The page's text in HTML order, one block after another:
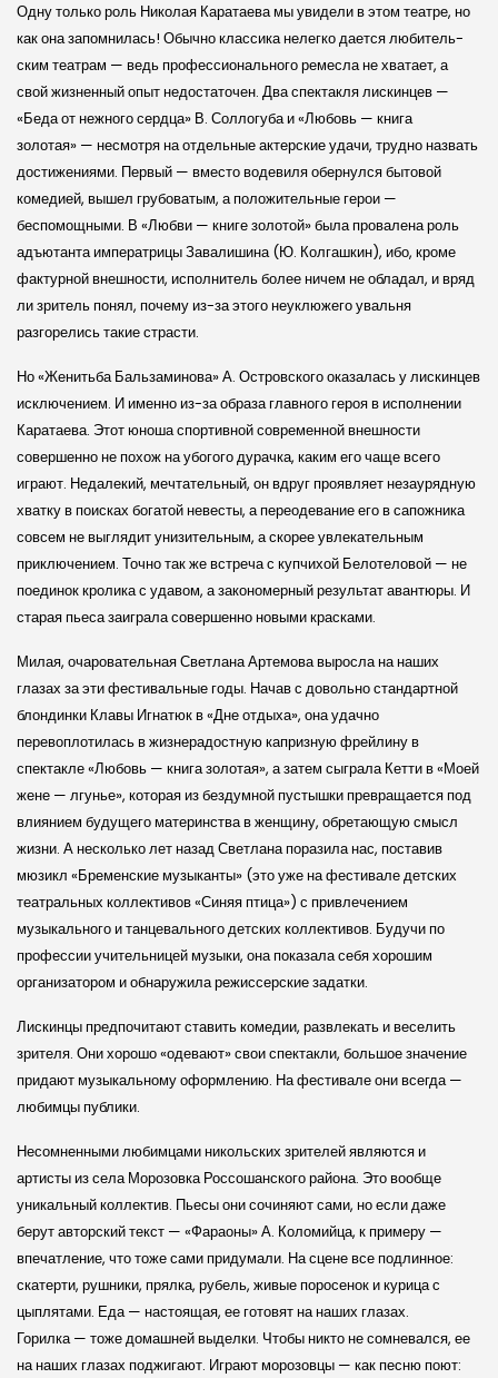
Одну только роль Николая Каратаева мы увидели в этом театре, но
как она запомнилась! Обычно классика нелегко дается любитель­
ским театрам — ведь профессионального ремесла не хватает, а
свой жизненный опыт недостаточен. Два спектакля ли­скинцев —
«Беда от нежного сердца» В. Соллогуба и «Любовь — книга
золотая» — несмотря на отдельные актер­ские удачи, трудно назвать
достижениями. Первый — вместо водевиля обернулся бытовой
комедией, вышел грубоватым, а положительные герои —
беспомощными. В «Любви — книге золотой» была провалена роль
адъютанта императрицы Завалишина (Ю. Колгашкин), ибо, кроме
фактурной внешности, исполнитель более ничем не обладал, и вряд
ли зритель понял, почему из-за этого неуклюжего увальня
разгорелись такие страсти.
Но «Женитьба Бальзаминова» А. Ос­тров­ского оказалась у ли­скинцев
исключением. И именно из-за образа главного героя в исполнении
Каратаева. Этот юноша спортивной современной внешности
совершенно не похож на убогого дурачка, каким его чаще всего
играют. Недалекий, мечтательный, он вдруг проявляет незаурядную
хватку в поисках богатой невесты, а переодевание его в сапожника
совсем не выглядит унизительным, а скорее увлекательным
приключением. Точно так же встреча с купчихой Белотеловой — не
поединок кролика с удавом, а закономерный результат авантюры. И
старая пьеса заиграла совершенно новыми красками.
Милая, очаровательная Светлана Артемова выросла на наших
глазах за эти фестивальные годы. Начав с довольно стандартной
блондинки Клавы Игнатюк в «Дне отдыха», она удачно
перевоплотилась в жизнерадостную капризную фрейлину в
спектакле «Любовь — книга золотая», а затем сыграла Кетти в «Моей
жене — лгунье», которая из бездумной пустышки превращается под
влиянием будущего материнства в женщину, обретающую смысл
жизни. А несколько лет назад Светлана поразила нас, поставив
мюзикл «Бремен­ские музыканты» (это уже на фестивале дет­ских
театральных коллективов «Синяя птица») с привлечением
музыкального и танцевального дет­ских коллективов. Будучи по
профессии учительницей музыки, она показала себя хорошим
организатором и обнаружила режиссер­ские задатки.
Ли­скинцы предпочитают ставить комедии, развлекать и веселить
зрителя. Они хорошо «одевают» свои спектакли, большое значение
придают музыкальному оформлению. На фестивале они всегда —
любимцы публики.
Несомненными любимцами николь­ских зрителей являются и
артисты из села Морозовка Россошан­ского района. Это вообще
уникальный коллектив. Пьесы они сочиняют сами, но если даже
берут автор­ский текст — «Фараоны» А. Коломийца, к примеру —
впечатление, что тоже сами придумали. На сцене все подлинное:
скатерти, рушники, прялка, рубель, живые поросенок и курица с
цыплятами. Еда — настоящая, ее готовят на наших глазах.
Горилка — тоже домашней выделки. Чтобы никто не сомневался, ее
на наших глазах поджигают. Играют морозовцы — как песню поют: